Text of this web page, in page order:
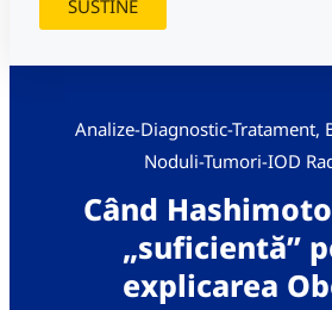
SUSTINE
Analize-Diagnostic-Tratament,
Noduli-Tumori-IOD
Când
„suficientă”
explicarea